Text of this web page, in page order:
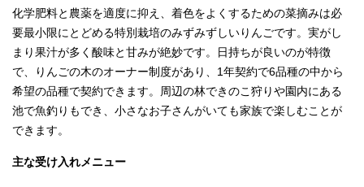
化学肥料と農薬を適度に抑え、着色をよくするための菜摘みは必
要最小限にとどめる特別栽培のみずみずしいりんごです。実がし
まり果汁が多く酸味と甘みが絶妙です。日持ちが良いのが特徴
で、りんごの木のオーナー制度があり、1年契約で6品種の中から
希望の品種で契約できます。周辺の林できのこ狩りや園内にある
池で魚釣りもでき、小さなお子さんがいても家族で楽しむことが
できます。
主な受け入れメニュー